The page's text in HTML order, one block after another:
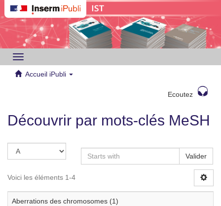
Toggle
navigation
Accueil iPubli
Ecoutez
Découvrir par mots-clés MeSH
Valider
Voici les éléments 1-4
Aberrations des chromosomes (1)